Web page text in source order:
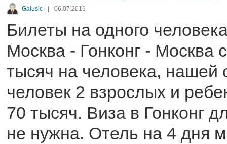
Galusic 06.07.2019
Билеты на одного
Москва - Гонконг - Москва
тысяч на человека, нашей
человек 2 взрослых и
70 тысяч. Виза в Гонконг
не нужна. Отель на 4 дня